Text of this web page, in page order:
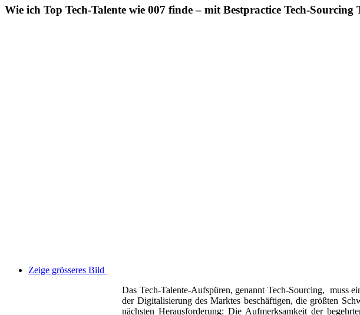
Wie ich Top Tech-Talente wie 007 finde – mit Bestpractice Tech-Sourcing
Zeige grösseres Bild
Das Tech-Talente-Aufspüren, genannt Tech-Sourcing, muss
der Digitalisierung des Marktes beschäftigen, die größten
nächsten Herausforderung: Die Aufmerksamkeit der